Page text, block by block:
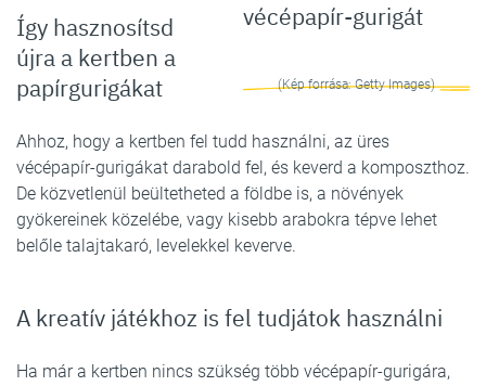
vécépapír-gurigát
(Kép forrása: Getty Images)
Így hasznosítsd
újra a kertben a
papírgurigákat
Ahhoz, hogy a kertben fel tudd használni, az üres
vécépapír-gurigákat darabold fel, és keverd a komposzthoz.
De közvetlenül beültetheted a földbe is, a növények
gyökereinek közelébe, vagy kisebb arabokra tépve lehet
belőle talajtakaró, levelekkel keverve.
A kreatív játékhoz is fel tudjátok használni
Ha már a kertben nincs szükség több vécépapír-gurigára,